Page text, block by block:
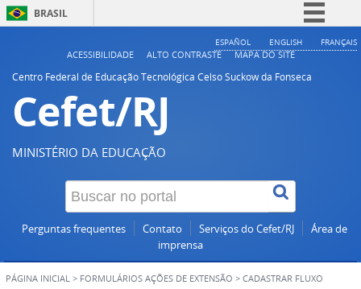
BRASIL
Simplifique!
ESPAÑOL ENGLISH FRANÇAIS
ACESSIBILIDADE ALTO CONTRASTE
MAPA DO SITE
Centro Federal de Educação Tecnológica Celso Suckow da Fonseca
Cefet/RJ
MINISTÉRIO DA EDUCAÇÃO
Perguntas frequentes Contato Serviços do Cefet/RJ
Área de
imprensa
PÁGINA INICIAL > FORMULÁRIOS AÇÕES DE EXTENSÃO > CADASTRAR FLUXO